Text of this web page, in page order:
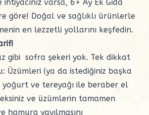
varsa, 6+ Ay Ek Gıda
göre! Doğal ve sağlıklı ürünlerle
en lezzetli yollarını keşfedin.
gibi sofra şekeri yok. Tek dikkat
Üzümleri (ya da istediğiniz başka
yoğurt ve tereyağı ile beraber el
ve üzümlerin tamamen
hamura yayılmasını